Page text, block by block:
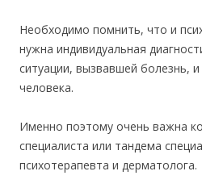
Необходимо помнить, что и
нужна индивидуальная
ситуации, вызвавшей болезнь,
человека.
Именно поэтому очень важна
специалиста или тандема
психотерапевта и дерматолога.